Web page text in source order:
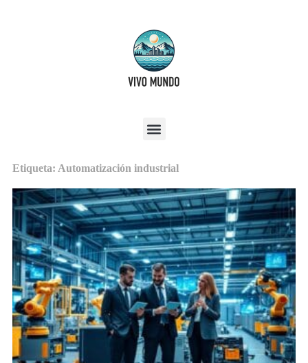
Etiqueta: Automatización industrial